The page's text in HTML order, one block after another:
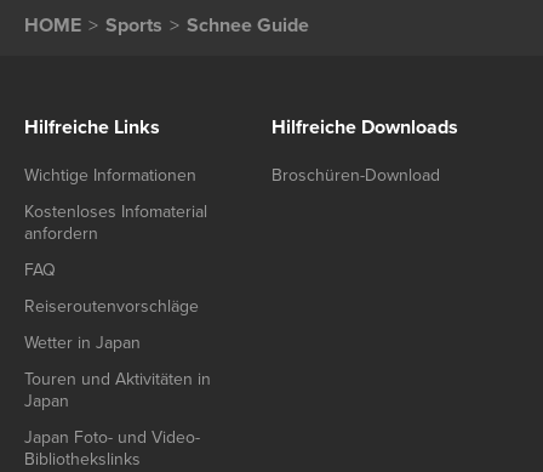
HOME Sports Schnee Guide
Hilfreiche Links
Wichtige Informationen
Kostenloses Infomaterial
anfordern
FAQ
Reiseroutenvorschläge
Wetter in Japan
Touren und Aktivitäten in
Japan
Japan Foto- und Video-
Bibliothekslinks
Hilfreiche Downloads
Broschüren-Download